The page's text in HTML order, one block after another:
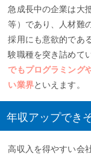
急成長中の企業は大
等）であり、人材難
採用にも意欲的であ
験職種を突き詰めて
でもプログラミング
い業界といえます。
年収アップでき
高収入を得やすい会